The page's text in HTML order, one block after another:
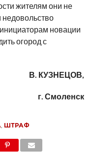
жителям они не
недовольство
новации
огород с
В. КУЗНЕЦОВ,
г. Смоленск
ШТРАФ